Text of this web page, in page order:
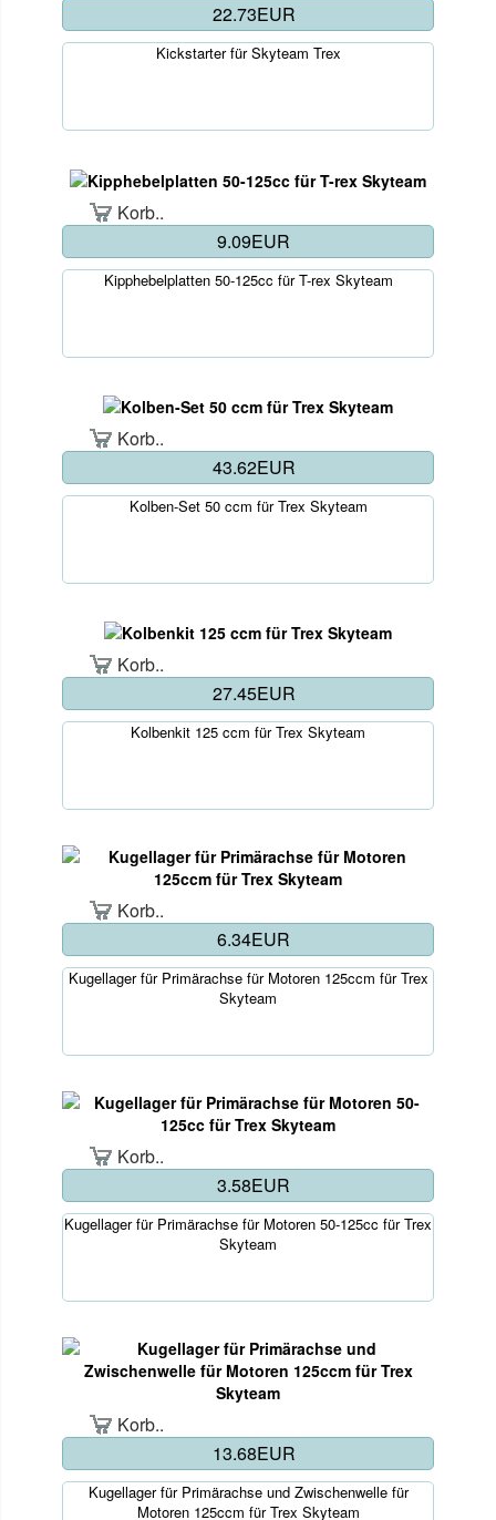
22.73EUR
Kickstarter für Skyteam Trex
Korb..
9.09EUR
Kipphebelplatten 50-125cc für T-rex Skyteam
Korb..
43.62EUR
Kolben-Set 50 ccm für Trex Skyteam
Korb..
27.45EUR
Kolbenkit 125 ccm für Trex Skyteam
Korb..
6.34EUR
Kugellager für Primärachse für Motoren 125ccm für Trex
Skyteam
Korb..
3.58EUR
Kugellager für Primärachse für Motoren 50-125cc für Trex
Skyteam
Korb..
13.68EUR
Kugellager für Primärachse und Zwischenwelle für
Motoren 125ccm für Trex Skyteam